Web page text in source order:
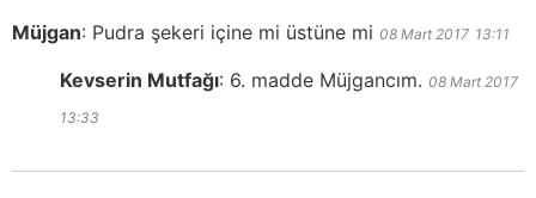
Müjgan: Pudra şekeri içine mi üstüne mi 08 Mart 2017 13:11
Kevserin Mutfağı: 6. madde Müjgancım. 08 Mart 2017
13:33